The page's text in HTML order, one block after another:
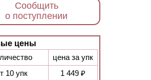
Сообщить
о поступлении
цены
цена за упк
10 упк
1 449 ₽